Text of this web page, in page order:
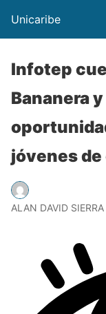
Unicaribe
Infotep
Bananera
jóvenes
ALAN DAVID